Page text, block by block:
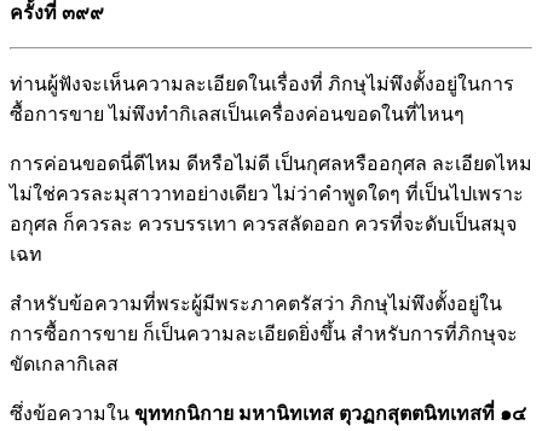
ครั้งที่ ๓๙๙
ท่านผู้ฟังจะเห็นความละเอียดในเรื่องที่ ภิกษุไม่พึงตั้งอยู่ในการ
ซื้อการขาย ไม่พึงทำกิเลสเป็นเครื่องค่อนขอดในที่ไหนๆ
การค่อนขอดนี่ดีไหม ดีหรือไม่ดี เป็นกุศลหรืออกุศล ละเอียดไหม
ไม่ใช่ควรละมุสาวาทอย่างเดียว ไม่ว่าคำพูดใดๆ ที่เป็นไปเพราะ
อกุศล ก็ควรละ ควรบรรเทา ควรสลัดออก ควรที่จะดับเป็นสมุจ
เฉท
สำหรับข้อความที่พระผู้มีพระภาคตรัสว่า ภิกษุไม่พึงตั้งอยู่ใน
การซื้อการขาย ก็เป็นความละเอียดยิ่งขึ้น สำหรับการที่ภิกษุจะ
ขัดเกลากิเลส
ซึ่งข้อความใน ขุททกนิกาย มหานิทเทส ตุวฏกสุตตนิทเทสที่ ๑๔